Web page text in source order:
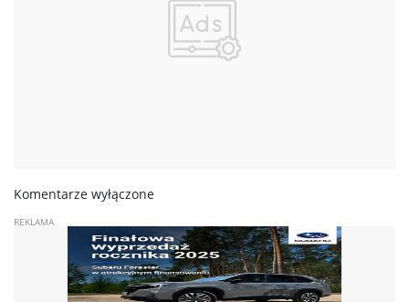
Komentarze wyłączone